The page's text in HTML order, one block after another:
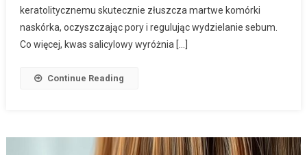
keratolitycznemu skutecznie złuszcza martwe komórki
naskórka, oczyszczając pory i regulując wydzielanie sebum.
Co więcej, kwas salicylowy wyróżnia […]
Continue Reading